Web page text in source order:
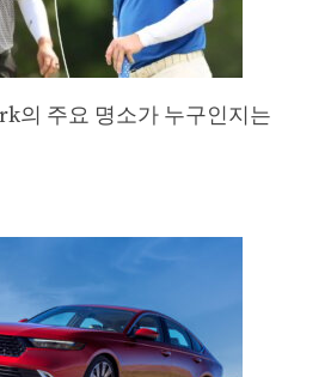
의 주요 명소가 누구인지는